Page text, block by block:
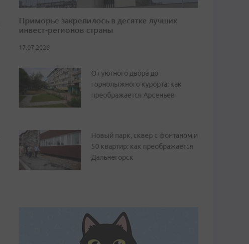
Приморье закрепилось в десятке лучших
инвест-регионов страны
17.07.2026
От уютного двора до
горнолыжного курорта: как
преображается Арсеньев
Новый парк, сквер с фонтаном и
50 квартир: как преображается
Дальнегорск